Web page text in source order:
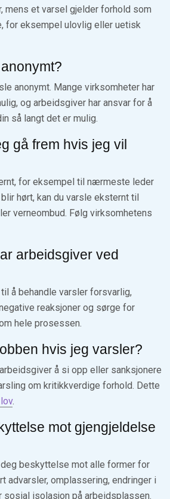
mens et varsel gjelder forhold som
for eksempel ulovlig eller uetisk
anonymt. Mange virksomheter har
og arbeidsgiver har ansvar for å
så langt det er mulig.
gå frem hvis jeg vil
for eksempel til nærmeste leder
hørt, kan du varsle eksternt til
verneombud. Følg virksomhetens
arbeidsgiver ved
å behandle varsler forsvarlig,
reaksjoner og sørge for
hele prosessen.
hvis jeg varsler?
å si opp eller sanksjonere
om kritikkverdige forhold. Dette
.
mot gjengjeldelse
beskyttelse mot alle former for
advarsler, omplassering, endringer i
sosial isolasjon på arbeidsplassen.